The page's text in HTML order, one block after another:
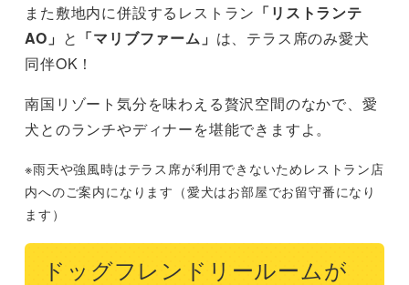
また敷地内に併設するレストラン 「リストランテ
AO」 と 「マリブファーム」 は、テラス席のみ愛犬
同伴OK！
南国リゾート気分を味わえる贅沢空間のなかで、愛
犬とのランチやディナーを堪能できますよ。
※雨天や強風時はテラス席が利用できないためレストラン店
内へのご案内になります（愛犬はお部屋でお留守番になり
ます）
ドッグフレンドリールームが